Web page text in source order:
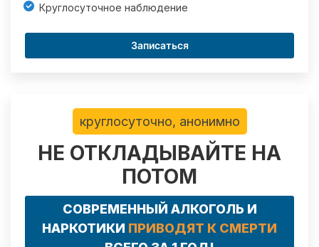
Круглосуточное наблюдение
Записаться
круглосуточно, анонимно
НЕ ОТКЛАДЫВАЙТЕ НА
ПОТОМ
СОВРЕМЕННЫЙ АЛКОГОЛЬ И
НАРКОТИКИ ПРИВОДЯТ К СМЕРТИ